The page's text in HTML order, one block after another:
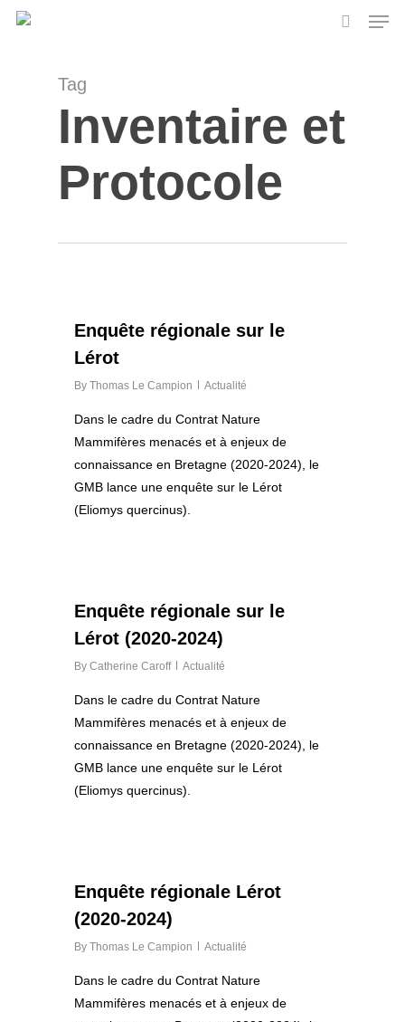
Skip
Tag
Inventaire et
Protocole
Enquête régionale sur le
Lérot
By Thomas Le Campion Actualité
Dans le cadre du Contrat Nature
Mammifères menacés et à enjeux de
connaissance en Bretagne (2020-2024), le
GMB lance une enquête sur le Lérot
(Eliomys quercinus).
Enquête régionale sur le
Lérot (2020-2024)
By Catherine Caroff Actualité
Dans le cadre du Contrat Nature
Mammifères menacés et à enjeux de
connaissance en Bretagne (2020-2024), le
GMB lance une enquête sur le Lérot
(Eliomys quercinus).
Enquête régionale Lérot
(2020-2024)
By Thomas Le Campion Actualité
Dans le cadre du Contrat Nature
Mammifères menacés et à enjeux de